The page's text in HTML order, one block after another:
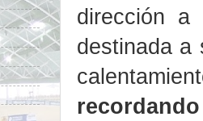
dirección a
destinada a